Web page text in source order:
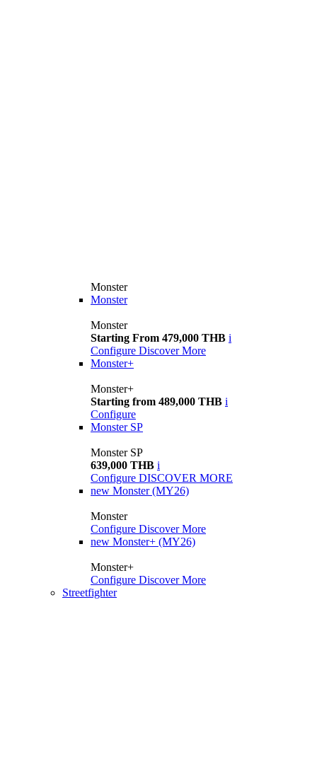
Monster
Monster
Monster
Starting From 479,000 THB i
Configure Discover More
Monster+
Monster+
Starting from 489,000 THB i
Configure
Monster SP
Monster SP
639,000 THB i
Configure DISCOVER MORE
new Monster (MY26)
Monster
Configure Discover More
new Monster+ (MY26)
Monster+
Configure Discover More
Streetfighter